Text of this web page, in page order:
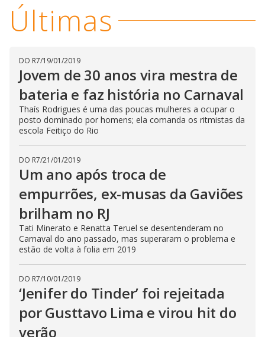
Últimas
DO R7/19/01/2019
Jovem de 30 anos vira mestra de
bateria e faz história no Carnaval
Thaís Rodrigues é uma das poucas mulheres a ocupar o
posto dominado por homens; ela comanda os ritmistas da
escola Feitiço do Rio
DO R7/21/01/2019
Um ano após troca de
empurrões, ex-musas da Gaviões
brilham no RJ
Tati Minerato e Renatta Teruel se desentenderam no
Carnaval do ano passado, mas superaram o problema e
estão de volta à folia em 2019
DO R7/10/01/2019
‘Jenifer do Tinder’ foi rejeitada
por Gusttavo Lima e virou hit do
verão